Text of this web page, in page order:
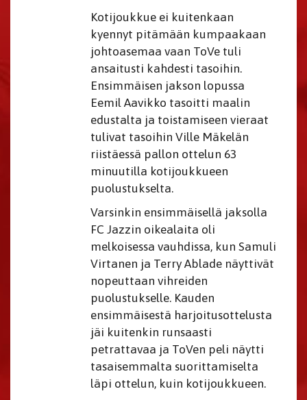
Kotijoukkue ei kuitenkaan
kyennyt pitämään kumpaakaan
johtoasemaa vaan ToVe tuli
ansaitusti kahdesti tasoihin.
Ensimmäisen jakson lopussa
Eemil Aavikko tasoitti maalin
edustalta ja toistamiseen vieraat
tulivat tasoihin Ville Mäkelän
riistäessä pallon ottelun 63
minuutilla kotijoukkueen
puolustukselta.
Varsinkin ensimmäisellä jaksolla
FC Jazzin oikealaita oli
melkoisessa vauhdissa, kun Samuli
Virtanen ja Terry Ablade näyttivät
nopeuttaan vihreiden
puolustukselle. Kauden
ensimmäisestä harjoitusottelusta
jäi kuitenkin runsaasti
petrattavaa ja ToVen peli näytti
tasaisemmalta suorittamiselta
läpi ottelun, kuin kotijoukkueen.